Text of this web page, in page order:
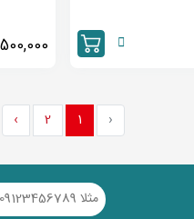
500,000
‹
1
2
›